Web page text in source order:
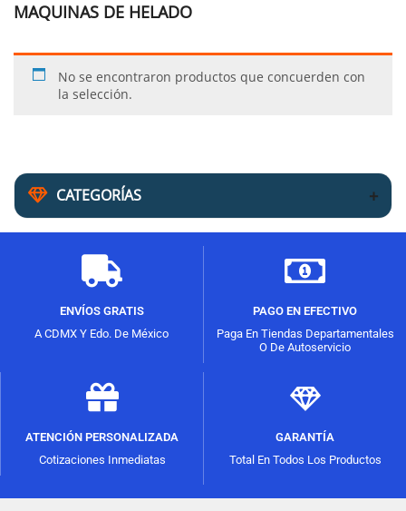
CATEGORÍAS
MAQUINAS DE HELADO
No se encontraron productos que concuerden con
la selección.
ENVÍOS GRATIS
A CDMX Y Edo. De México
PAGO EN EFECTIVO
Paga En Tiendas Departamentales
O De Autoservicio
ATENCIÓN PERSONALIZADA
Cotizaciones Inmediatas
GARANTÍA
Total En Todos Los Productos